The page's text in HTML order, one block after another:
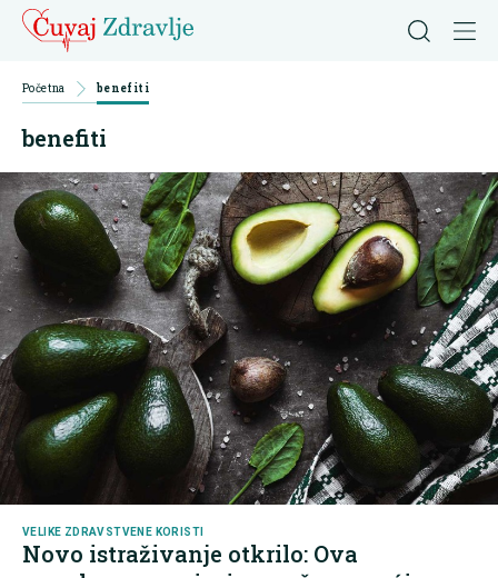
Početna benefiti
benefiti
VELIKE ZDRAVSTVENE KORISTI
Novo istraživanje otkrilo: Ova